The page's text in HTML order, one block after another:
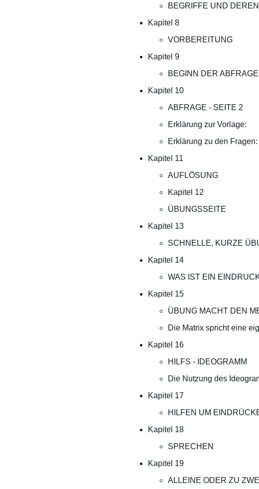
BEGRIFFE UND
Kapitel 8
VORBEREITUNG
Kapitel 9
BEGINN DER
Kapitel 10
ABFRAGE - SEITE 2
Erklärung zur Vorlage:
Erklärung zu den Fragen:
Kapitel 11
AUFLÖSUNG
Kapitel 12
ÜBUNGSSEITE
Kapitel 13
SCHNELLE, KURZE
Kapitel 14
WAS IST EIN
Kapitel 15
ÜBUNG MACHT DEN
Die Matrix spricht eine
Kapitel 16
HILFS - IDEOGRAMM
Die Nutzung des
Kapitel 17
HILFEN UM
Kapitel 18
SPRECHEN
Kapitel 19
ALLEINE ODER ZU